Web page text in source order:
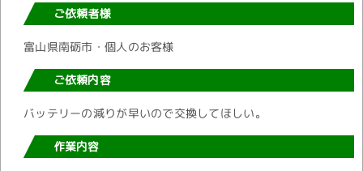
ご依頼者様
富山県南砺市・個人のお客様
ご依頼内容
バッテリーの減りが早いので交換してほしい。
作業内容